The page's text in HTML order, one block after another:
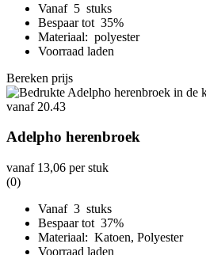
Vanaf 5 stuks
Bespaar tot 35%
Materiaal: polyester
Voorraad laden
Bereken prijs
Adelpho herenbroek
vanaf 13,06 per stuk
(0)
Vanaf 3 stuks
Bespaar tot 37%
Materiaal: Katoen, Polyester
Voorraad laden